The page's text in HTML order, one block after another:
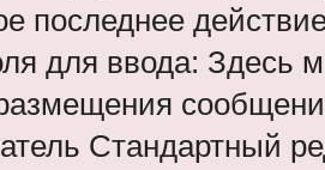
последнее
для ввода: Здесь
Стандартный